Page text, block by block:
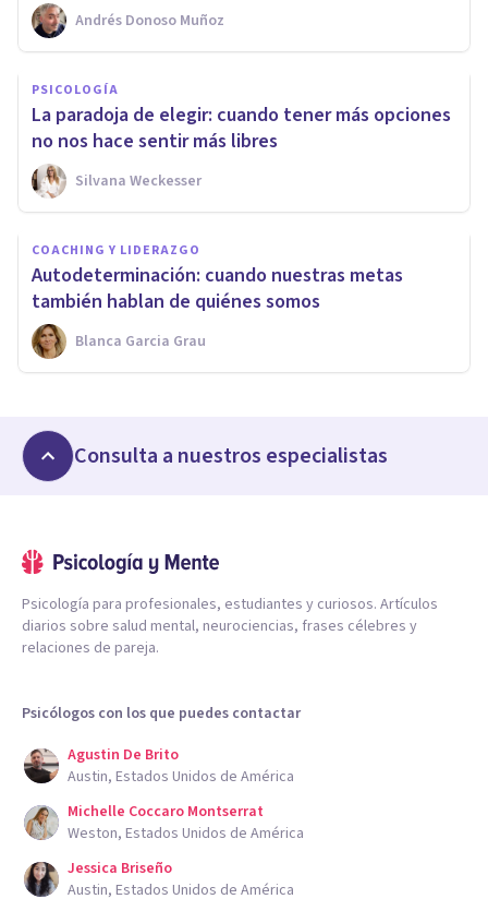
Andrés Donoso Muñoz
PSICOLOGÍA
La paradoja de elegir: cuando tener más opciones
no nos hace sentir más libres
Silvana Weckesser
COACHING Y LIDERAZGO
Autodeterminación: cuando nuestras metas
también hablan de quiénes somos
Blanca Garcia Grau
Consulta a nuestros especialistas
Psicología para profesionales, estudiantes y curiosos. Artículos
diarios sobre salud mental, neurociencias, frases célebres y
relaciones de pareja.
Psicólogos con los que puedes contactar
Agustin De Brito
Austin, Estados Unidos de América
Michelle Coccaro Montserrat
Weston, Estados Unidos de América
Jessica Briseño
Austin, Estados Unidos de América